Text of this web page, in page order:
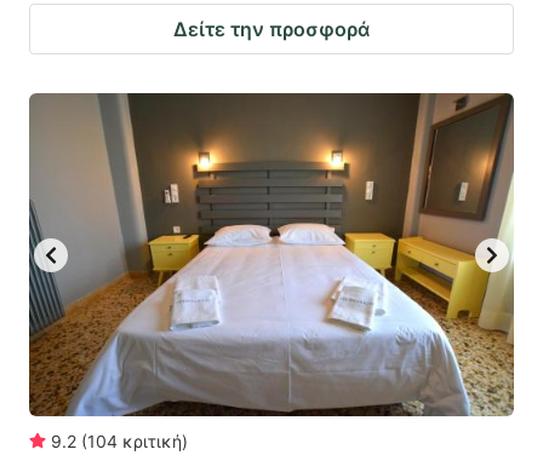
Δείτε την προσφορά
9.2 (104 κριτική)